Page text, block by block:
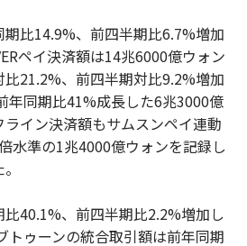
比14.9%、前四半期比6.7%増加
ペイ決済額は14兆6000億ウォン
21.2%、前四半期対比9.2%増加
年同期比41%成長した6兆3000億
イン決済額もサムスンペイ連動
水準の1兆4000億ウォンを記録し
40.1%、前四半期比2.2%増加し
トゥーンの統合取引額は前年同期